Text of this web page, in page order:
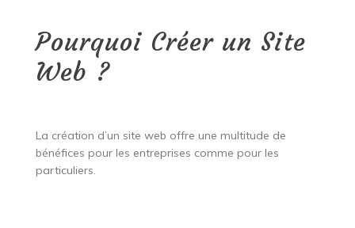
Pourquoi Créer un Site
Web ?
La création d’un site web offre une multitude de
bénéfices pour les entreprises comme pour les
particuliers.